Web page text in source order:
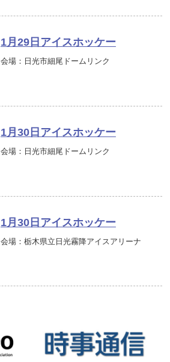
1月29日アイスホッケー
会場：日光市細尾ドームリンク
1月30日アイスホッケー
会場：日光市細尾ドームリンク
1月30日アイスホッケー
会場：栃木県立日光霧降アイスアリーナ